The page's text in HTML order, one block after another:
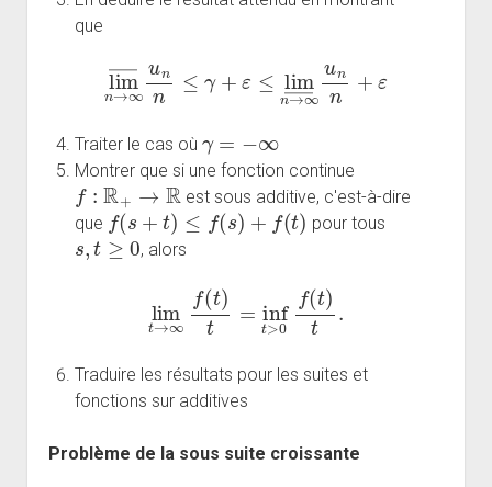
que
―n →∞ n→
Traiter le cas où
Montrer que si une fonction continue
f:R+→R
est sous additive, c'est-à-dire
que
f(s ) ≤f(s)+f(t)
pour tous
s,t≥ 0
, alors
∞f( >0f(t
Traduire les résultats pour les suites et
fonctions sur additives
Problème de la sous suite croissante